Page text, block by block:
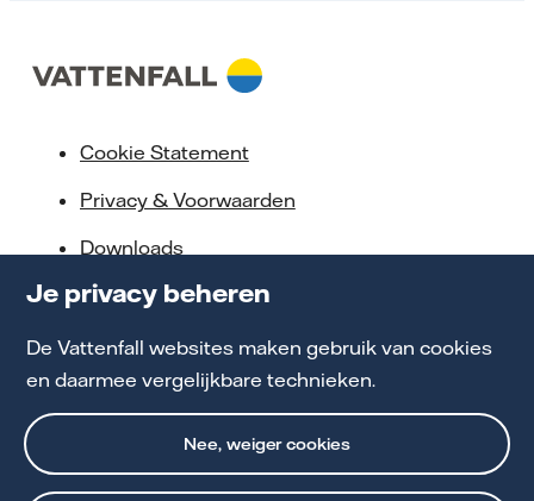
Je privacy beheren
De Vattenfall websites maken gebruik van cookies
en daarmee vergelijkbare technieken.
Nee, weiger cookies
Cookie Statement
Privacy & Voorwaarden
Downloads
Servicebeloften
Toegankelijkheid
Werken bij Vattenfall